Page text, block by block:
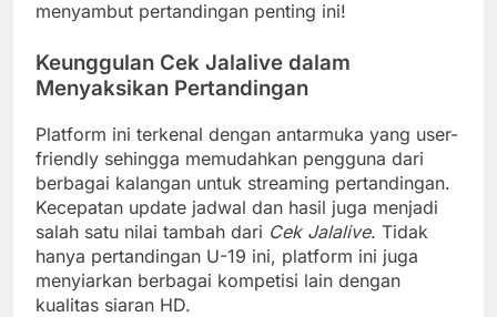
menyambut pertandingan penting ini!
Keunggulan Cek Jalalive dalam
Menyaksikan Pertandingan
Platform ini terkenal dengan antarmuka yang user-
friendly sehingga memudahkan pengguna dari
berbagai kalangan untuk streaming pertandingan.
Kecepatan update jadwal dan hasil juga menjadi
salah satu nilai tambah dari Cek Jalalive. Tidak
hanya pertandingan U-19 ini, platform ini juga
menyiarkan berbagai kompetisi lain dengan
kualitas siaran HD.